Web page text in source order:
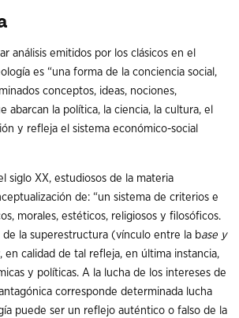
análisis emitidos por los clásicos en el
es “una forma de la conciencia social,
conceptos, ideas, nociones,
abarcan la política, la ciencia, la cultura, el
y refleja el sistema económico-social
siglo XX, estudiosos de la materia
de: “un sistema de criterios e
morales, estéticos, religiosos y filosóficos.
de la superestructura (vínculo entre la base y
en calidad de tal refleja, en última instancia,
y políticas. A la lucha de los intereses de
corresponde determinada lucha
puede ser un reflejo auténtico o falso de la